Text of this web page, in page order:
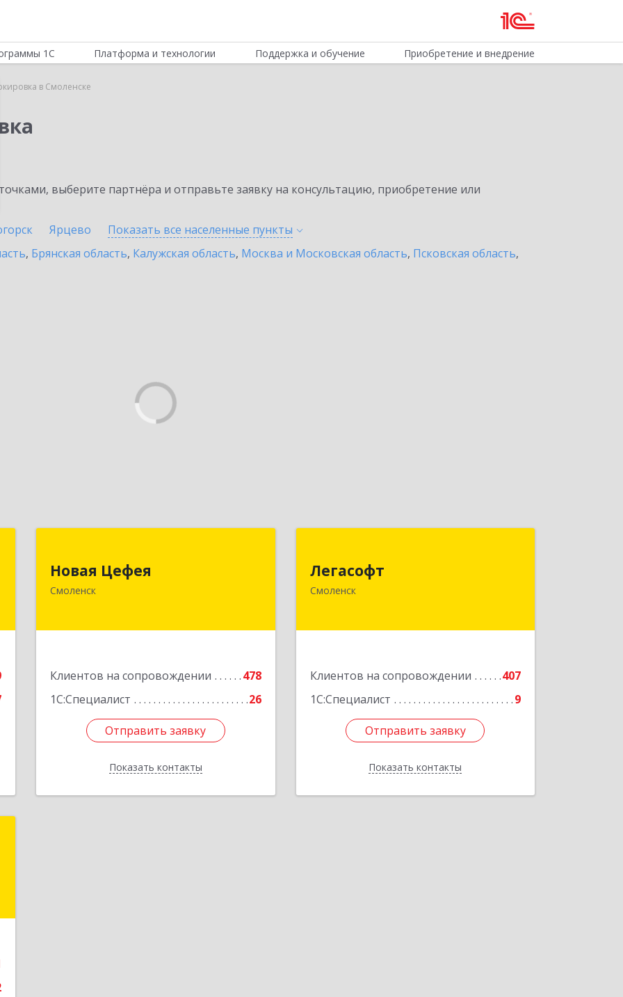
1С Платформа и технологии Поддержка и обучение Приобретение и внедрение
в Смоленске
выберите партнёра и отправьте заявку на консультацию, приобретение или
Ярцево Показать все населенные пункты
, Брянская область, Калужская область, Москва и Московская область, Псковская область,
Новая Цефея
Смоленск
Клиентов на сопровождении
478
1С:Специалист
26
Отправить заявку
Показать контакты
214018, Смоленская обл, Смоленск г,
Подробнее
Отправить заявку
Назад
Легасофт
Смоленск
Клиентов на сопровождении
407
1С:Специалист
9
Отправить заявку
Показать контакты
214018, Смоленская обл, Смоленск г,
Ново-Рославльская ул, дом № 13
Подробнее
Отправить заявку
Назад